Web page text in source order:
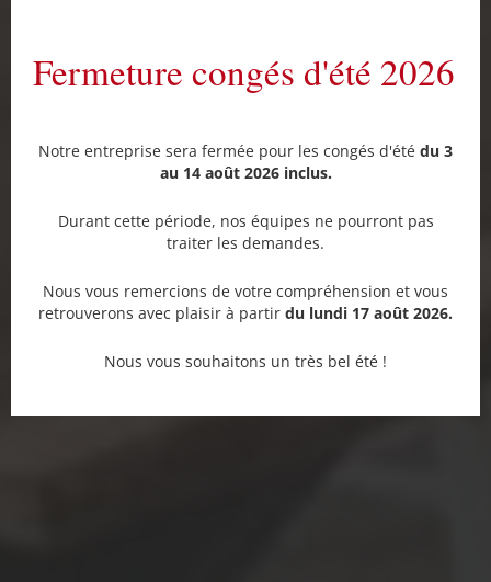
Fermeture congés d'été 2026
Notre entreprise sera fermée pour les congés d'été du 3
au 14 août 2026 inclus.
Durant cette période, nos équipes ne pourront pas
traiter les demandes.
Nous vous remercions de votre compréhension et vous
retrouverons avec plaisir à partir du lundi 17 août 2026.
Nous vous souhaitons un très bel été !